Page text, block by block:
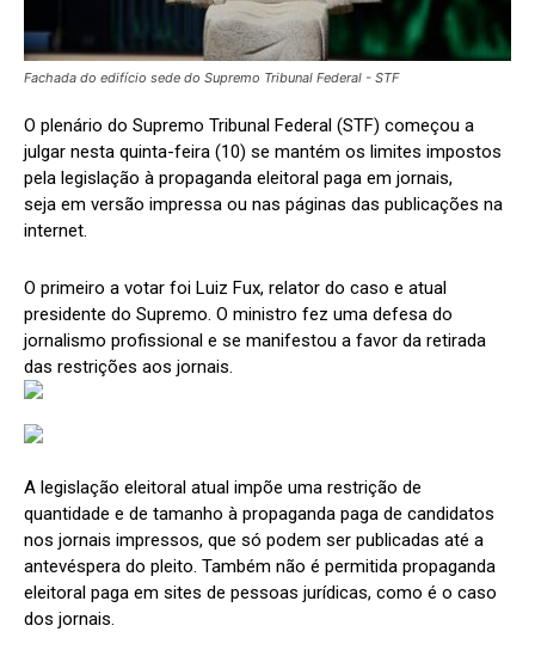
Fachada do edifício sede do Supremo Tribunal Federal - STF
O plenário do Supremo Tribunal Federal (STF) começou a
julgar nesta quinta-feira (10) se mantém os limites impostos
pela legislação à propaganda eleitoral paga em jornais,
seja em versão impressa ou nas páginas das publicações na
internet.
O primeiro a votar foi Luiz Fux, relator do caso e atual
presidente do Supremo. O ministro fez uma defesa do
jornalismo profissional e se manifestou a favor da retirada
das restrições aos jornais.
A legislação eleitoral atual impõe uma restrição de
quantidade e de tamanho à propaganda paga de candidatos
nos jornais impressos, que só podem ser publicadas até a
antevéspera do pleito. Também não é permitida propaganda
eleitoral paga em sites de pessoas jurídicas, como é o caso
dos jornais.